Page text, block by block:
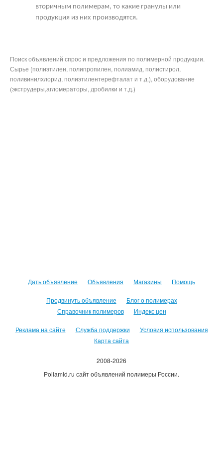
вторичным полимерам, то какие гранулы или
продукция из них производятся.
Поиск объявлений спрос и предложения по полимерной продукции.
Сырье (полиэтилен, полипропилен, полиамид, полистирол,
поливинилхлорид, полиэтилентерефталат и т.д.), оборудование
(экструдеры,агломераторы, дробилки и т.д.)
Дать объявление Объявления Магазины Помощь
Продвинуть объявление
Блог о полимерах
Справочник полимеров
Индекс цен
Реклама на сайте Служба поддержки
Условия использования
Карта сайта
2008-2026
Poliamid.ru сайт объявлений полимеры России.